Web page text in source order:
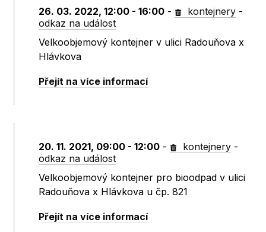
26. 03. 2022, 12:00 - 16:00 - kontejnery -
odkaz na událost
Velkoobjemový kontejner v ulici Radouňova x
Hlávkova
Přejít na více informací
20. 11. 2021, 09:00 - 12:00 - kontejnery -
odkaz na událost
Velkoobjemový kontejner pro bioodpad v ulici
Radouňova x Hlávkova u čp. 821
Přejít na více informací